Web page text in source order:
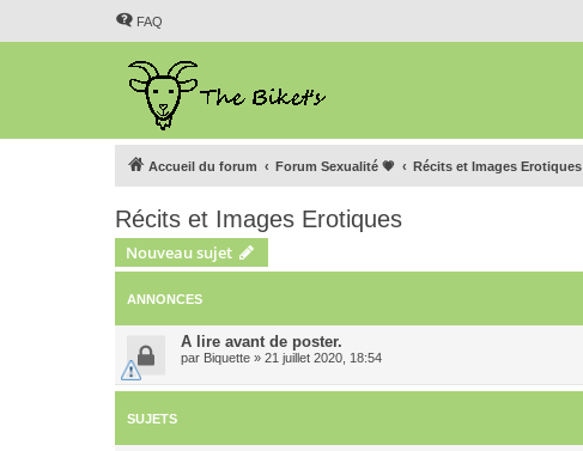
FAQ
Accueil du forum Forum Sexualité 💗 Récits et Images Erotiques
Récits et Images Erotiques
Nouveau sujet
ANNONCES
A lire avant de poster.
par Biquette » 21 juillet 2020, 18:54
SUJETS